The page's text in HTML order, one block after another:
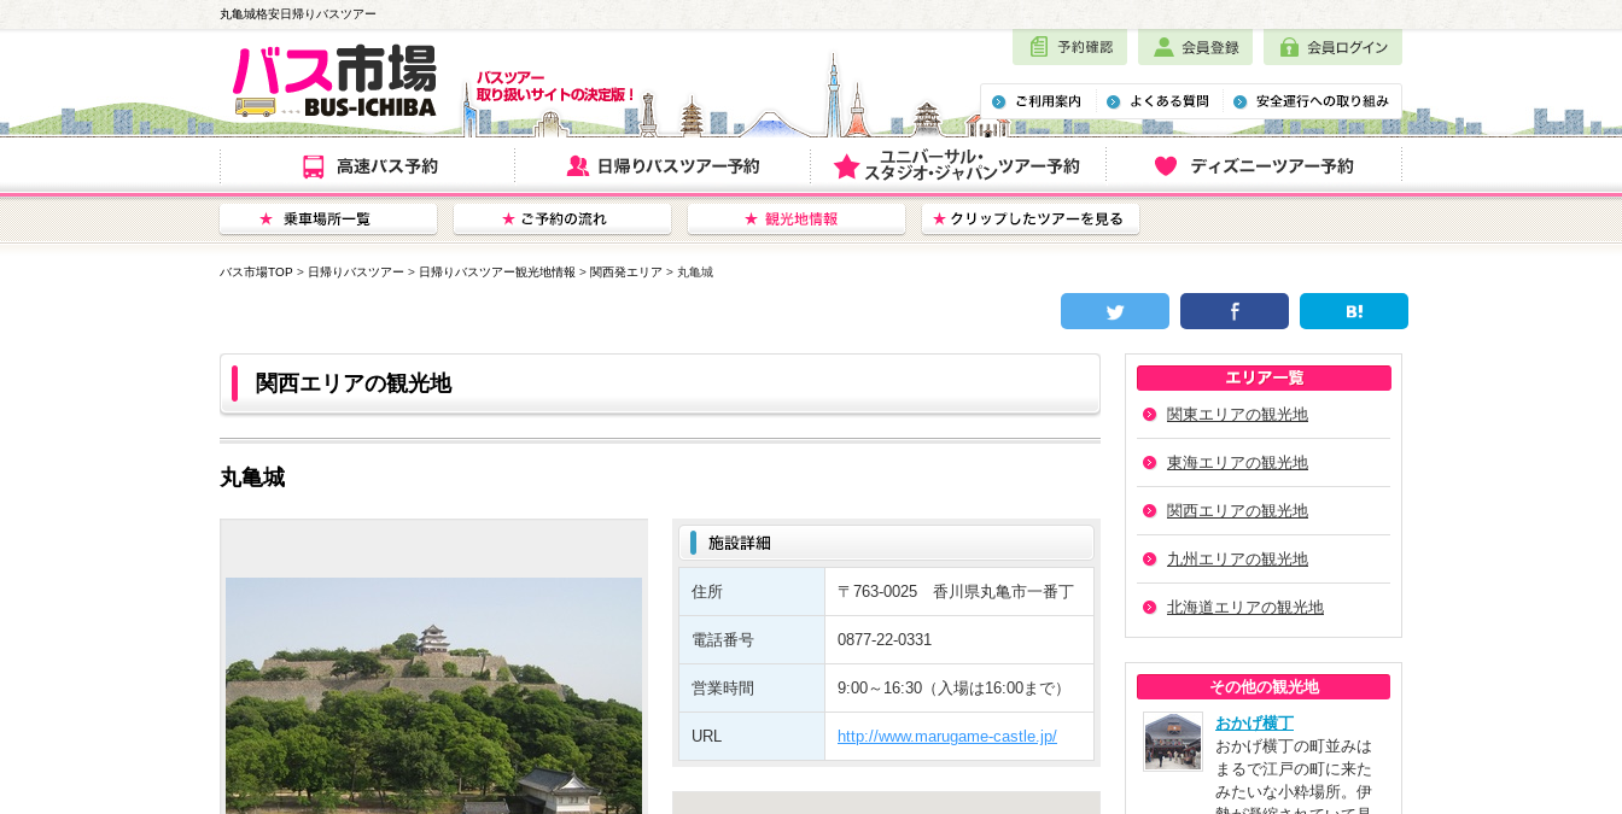
丸亀城格安日帰りバスツアー
バス市場TOP > 日帰りバスツアー > 日帰りバスツアー観光地情報 > 関西発エリア > 丸亀城
関東エリアの観光地
東海エリアの観光地
関西エリアの観光地
九州エリアの観光地
北海道エリアの観光地
その他の観光地
おかげ横丁
おかげ横丁の町並みは
まるで江戸の町に来た
みたいな小粋場所。伊
関西エリアの観光地
丸亀城
住所 〒763-0025 香川県丸亀市一番丁
電話番号 0877-22-0331
営業時間 9:00～16:30（入場は16:00まで）
URL http://www.marugame-castle.jp/